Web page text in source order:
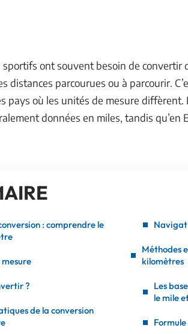
sportifs ont souvent besoin de convertir
distances parcourues ou à parcourir.
pays où les unités de mesure diffèrent.
données en miles, tandis qu’en
: comprendre le
mesure
?
de la conversion
Méthodes
kilomètres
Les
le mile